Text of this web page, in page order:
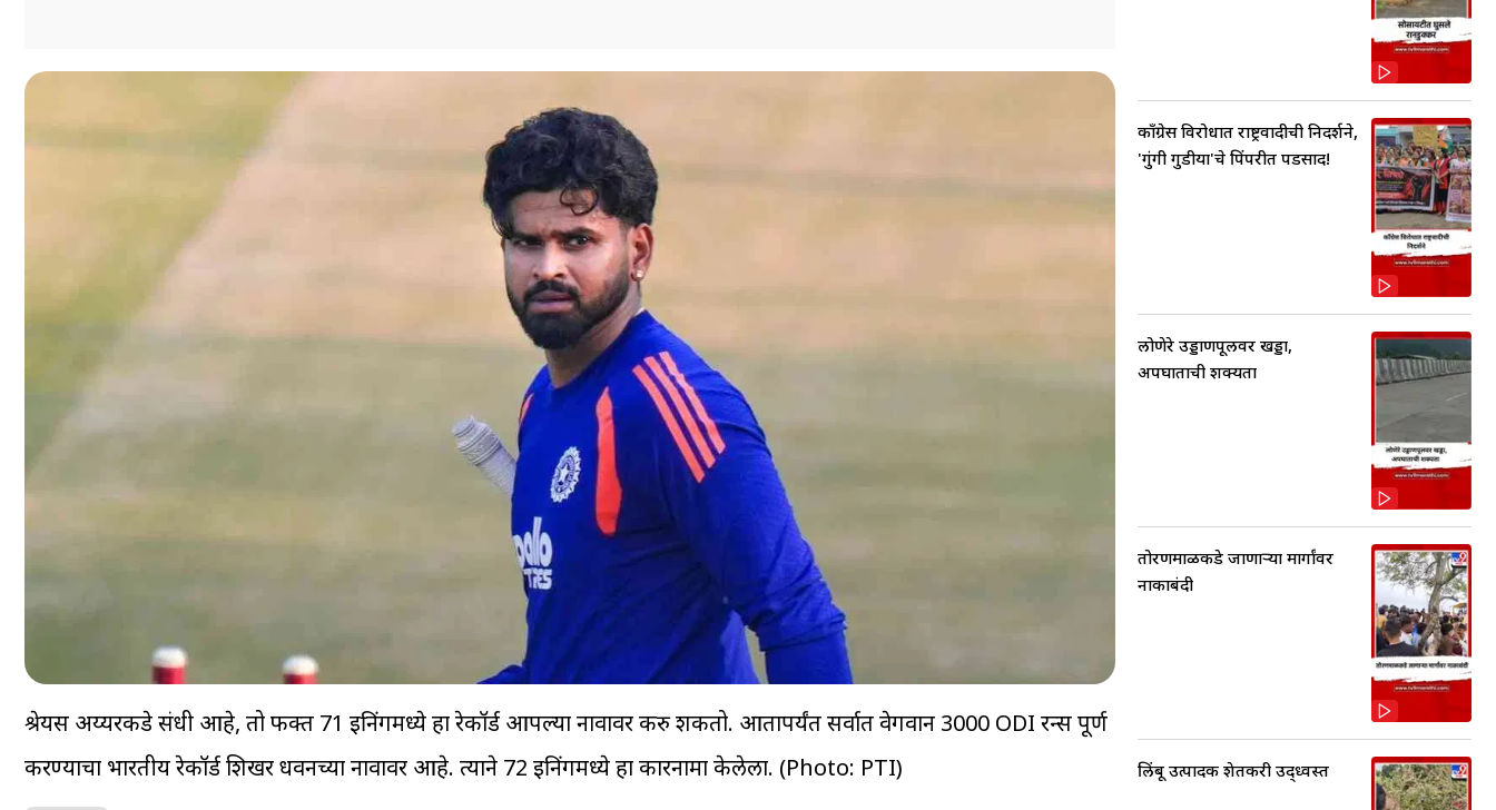
श्रेयस अय्यरकडे संधी आहे, तो फक्त 71 इनिंगमध्ये हा रेकॉर्ड आपल्या नावावर करु शकतो. आतापर्यंत सर्वात वेगवान 3000 ODI रन्स पूर्ण
करण्याचा भारतीय रेकॉर्ड शिखर धवनच्या नावावर आहे. त्याने 72 इनिंगमध्ये हा कारनामा केलेला. (Photo: PTI)
काँग्रेस विरोधात राष्ट्रवादीची निदर्शने,
'गुंगी गुडीया'चे पिंपरीत पडसाद!
लोणेरे उड्डाणपूलवर खड्डा,
अपघाताची शक्यता
तोरणमाळकडे जाणाऱ्या मार्गांवर
नाकाबंदी
लिंबू उत्पादक शेतकरी उद्ध्वस्त